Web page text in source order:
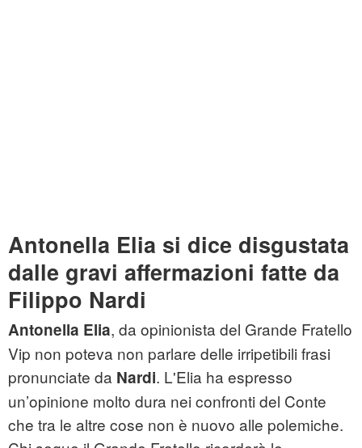
Antonella Elia si dice disgustata
dalle gravi affermazioni fatte da
Filippo Nardi
Antonella Elia, da opinionista del Grande Fratello
Vip non poteva non parlare delle irripetibili frasi
pronunciate da Nardi. L'Elia ha espresso
un’opinione molto dura nei confronti del Conte
che tra le altre cose non è nuovo alle polemiche.